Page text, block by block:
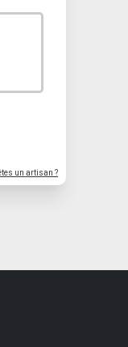
un artisan ?